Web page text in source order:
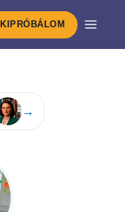
KIPRÓBÁLOM
→